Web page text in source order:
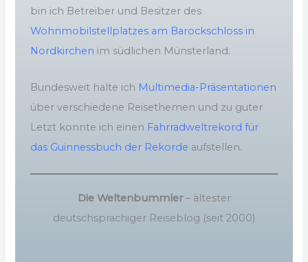
bin ich Betreiber und Besitzer des
Wohnmobilstellplatzes am Barockschloss in
Nordkirchen im südlichen Münsterland.
Bundesweit halte ich Multimedia-Präsentationen
über verschiedene Reisethemen und zu guter
Letzt konnte ich einen Fahrradweltrekord für
das Guinnessbuch der Rekorde aufstellen.
Die Weltenbummler– ältester
deutschsprachiger Reiseblog (seit 2000)